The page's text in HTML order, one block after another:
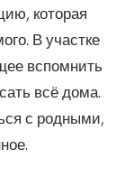
которая
В участке
вспомнить
всё дома.
с родными,